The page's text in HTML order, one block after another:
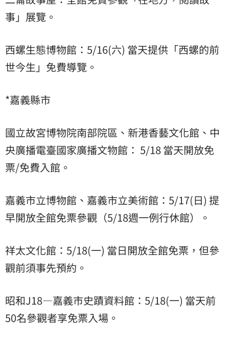
事」展覽。
西螺生態博物館：5/16(六) 當天提供「西螺的前
世今生」免費導覽。
*嘉義縣市
國立故宮博物院南部院區、新港香藝文化館、中
央廣播電臺國家廣播文物館： 5/18 當天開放免
票/免費入館。
嘉義市立博物館、嘉義市立美術館：5/17(日) 提
早開放全館免票參觀（5/18週一例行休館）。
祥太文化館：5/18(一) 當日開放全館免票，但參
觀前須事先預約。
昭和J18—嘉義市史蹟資料館：5/18(一) 當天前
50名參觀者享免票入場。